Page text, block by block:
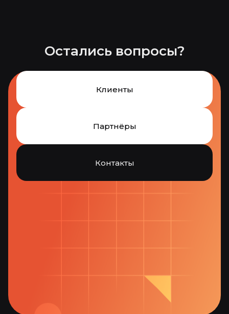
Остались вопросы?
Клиенты
Партнёры
Контакты